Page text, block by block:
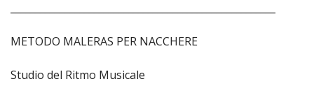
METODO MALERAS PER NACCHERE
Studio del Ritmo Musicale